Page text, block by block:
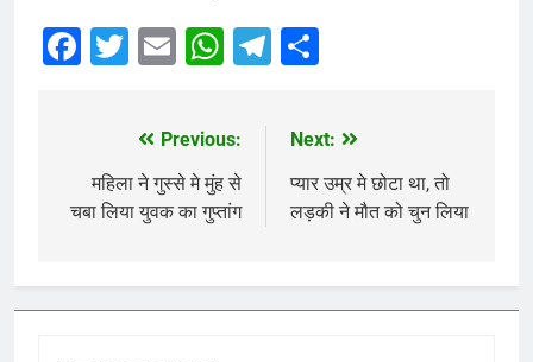
Facebook
Twitter
EmailWhatsApp
Telegram
navigation
Previous:
महिला ने गुस्से मे मुंह से
चबा लिया युवक का गुप्तांग
Next:
प्यार उम्र मे छोटा था, तो
लड़की ने मौत को चुन लिया